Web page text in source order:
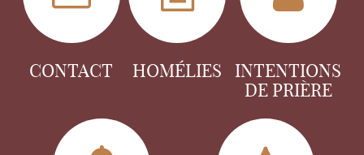
CONTACT HOMÉLIES
INTENTIONS
DE PRIÈRE